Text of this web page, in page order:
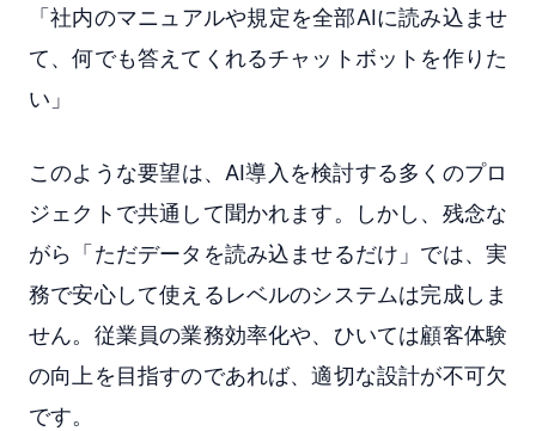
「社内のマニュアルや規定を全部AIに読み込ませ
て、何でも答えてくれるチャットボットを作りた
い」
このような要望は、AI導入を検討する多くのプロ
ジェクトで共通して聞かれます。しかし、残念な
がら「ただデータを読み込ませるだけ」では、実
務で安心して使えるレベルのシステムは完成しま
せん。従業員の業務効率化や、ひいては顧客体験
の向上を目指すのであれば、適切な設計が不可欠
です。